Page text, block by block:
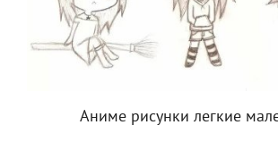
Аниме рисунки легкие